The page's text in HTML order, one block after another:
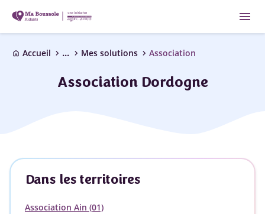
menu
home Accueil chevron_right ... chevron_right Mes solutions chevron_right Association
Association Dordogne
Dans les territoires
Association Ain (01)